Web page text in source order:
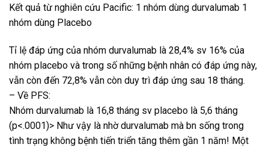
Kết quả từ nghiên cứu Pacific: 1 nhóm dùng durvalumab 1
nhóm dùng Placebo
Tỉ lệ đáp ứng của nhóm durvalumab là 28,4% sv 16% của
nhóm placebo và trong số những bệnh nhân có đáp ứng này,
vẫn còn đến 72,8% vẫn còn duy trì đáp ứng sau 18 tháng.
– Về PFS:
Nhóm durvalumab là 16,8 tháng sv placebo là 5,6 tháng
(p<.0001)> Như vậy là nhờ durvalumab mà bn sống trong
tình trạng không bệnh tiến triển tăng thêm gần 1 năm! Một